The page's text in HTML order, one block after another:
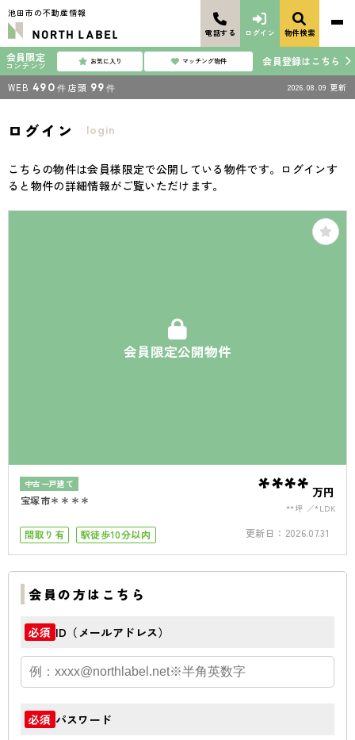
池田市の不動産情報
電話する ログイン 物件検索
会員限定
コンテンツ お気に入り マッチング物件 会員登録はこちら
WEB 490 件 店頭 99 件 2026.08.09 更新
ログイン login
こちらの物件は会員様限定で公開している物件です。ログインす
ると物件の詳細情報がご覧いただけます。
会員限定公開物件
中古一戸建て
宝塚市＊＊＊＊ **** 万円
**坪 *LDK
間取り有 駅徒歩10分以内 更新日： 2026.07.31
会員の方はこちら
必須 ID（メールアドレス）
必須 パスワード